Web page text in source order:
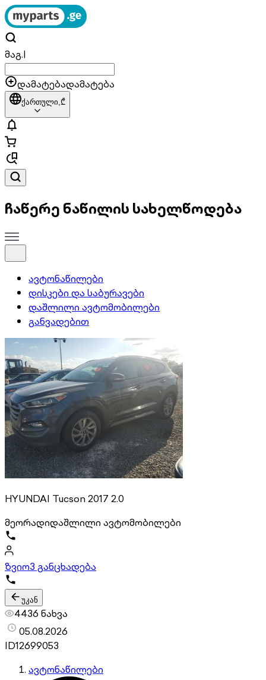
მაგ.|
დამატებადამატება
ქართული,₾
ჩაწერე ნაწილის სახელწოდება
ავტონაწილები
დისკები და საბურავები
დაშლილი ავტომობილები
განვადებით
HYUNDAI Tucson 2017 2.0
მეორადიდაშლილი ავტომობილები
ზვიო3 განცხადება
უკან
4436 ნახვა
05.08.2026
ID12699053
ავტონაწილები